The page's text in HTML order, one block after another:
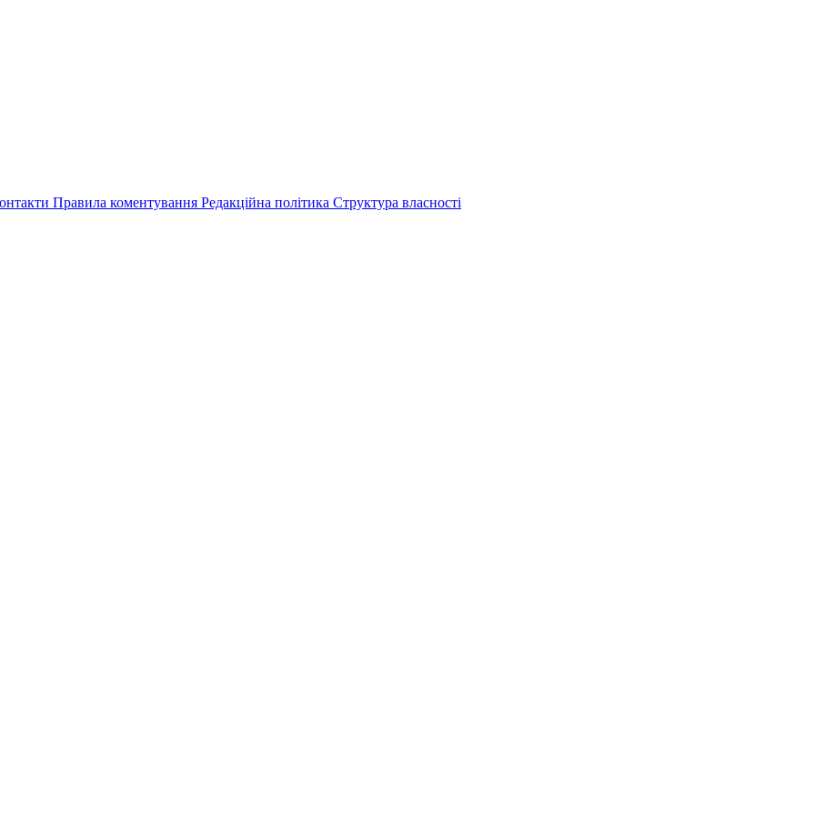
Правила коментування Редакційна політика Структура власності